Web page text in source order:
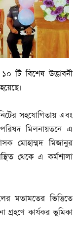
টি বিশেষ উদ্ভাবনী
সহযোগিতায় এবং
মিলনায়তনে এ
মোহাম্মদ মিজানুর
থেকে এ কর্মশালা
মতামতের ভিত্তিতে
গ্রহণে কার্যকর ভুমিকা